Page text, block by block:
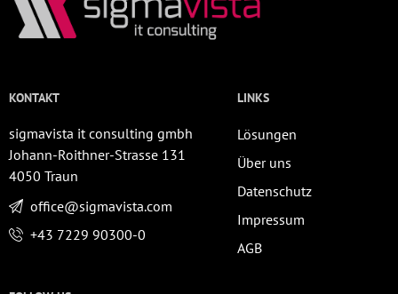
KONTAKT
sigmavista it consulting gmbh
Johann-Roithner-Strasse 131
4050 Traun
office@sigmavista.com
+43 7229 90300-0
LINKS
Lösungen
Über uns
Datenschutz
Impressum
AGB